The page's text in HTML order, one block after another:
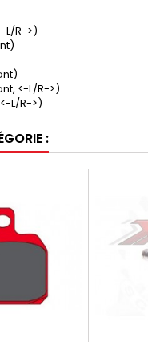
L/R->)
<-L/R->)
L/R->)
: